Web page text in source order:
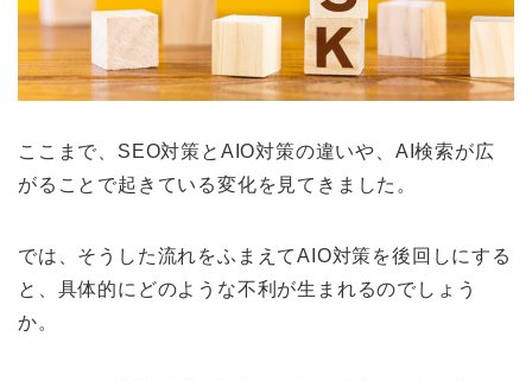
ここまで、SEO対策とAIO対策の違いや、AI検索が広
がることで起きている変化を見てきました。
では、そうした流れをふまえてAIO対策を後回しにする
と、具体的にどのような不利が生まれるのでしょう
か。